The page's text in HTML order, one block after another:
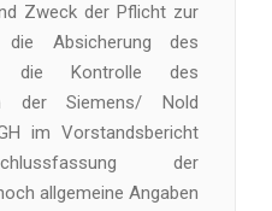
Zweck der Pflicht zur
die Absicherung des
die Kontrolle des
der Siemens/ Nold
im Vorstandsbericht
der
allgemeine Angaben